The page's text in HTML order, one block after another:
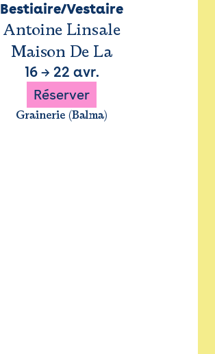
Bestiaire/Vestaire
Antoine Linsale
Maison De La
16→ 22 avr.
Réserver
Grainerie (Balma)